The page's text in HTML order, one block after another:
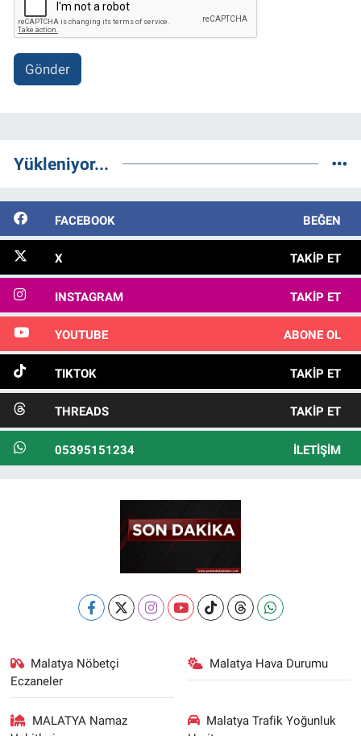
Gönder
Yükleniyor...
FACEBOOK BEĞEN
X TAKIP ET
INSTAGRAM TAKIP ET
YOUTUBE ABONE OL
TIKTOK TAKIP ET
THREADS TAKIP ET
05395151234 İLETIŞIM
Malatya Nöbetçi
Eczaneler
Malatya Hava Durumu
MALATYA Namaz
Malatya Trafik Yoğunluk